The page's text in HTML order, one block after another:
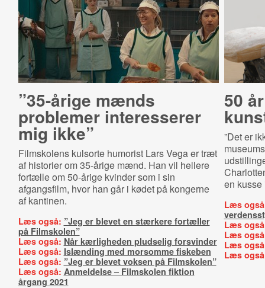
”35-årige mænds
problemer interesserer
mig ikke”
Filmskolens kulsorte humorist Lars Vega er træt
af historier om 35-årige mænd. Han vil hellere
fortælle om 50-årige kvinder som i sin
afgangsfilm, hvor han går i kødet på kongerne
af kantinen.
Læs også: ”Jeg er blevet en stærkere fortæller
på Filmskolen”
Læs også: Når kærligheden pludselig forsvinder
Læs også: Islænding med morsomme fiskeben
Læs også: ”Jeg er blevet voksen på Filmskolen”
Læs også: Anmeldelse – Filmskolen fiktion
årgang 2021
50
”Det er
en kusse
Læs
Læs
Læs
Læs
Læs